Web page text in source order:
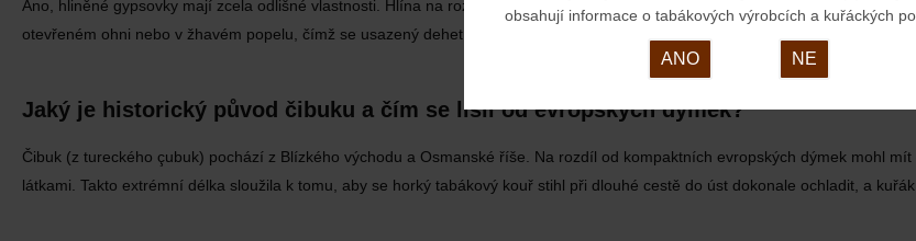
Ano, hliněné gypsovky mají zcela odlišné vlastnosti. Hlína na rozdíl od dřeva (briaru) neabsorbuje kondenzát do své struktury,
otevřeném ohni nebo v žhavém popelu, čímž se usazený dehet vypálí a dýmka získá zpět svou původní sněhobílou barvu.
Jaký je historický původ čibuku a čím se lišil od evropských dýmek?
Čibuk (z tureckého çubuk) pochází z Blízkého východu a Osmanské říše. Na rozdíl od kompaktních evropských dýmek mohl
látkami. Takto extrémní délka sloužila k tomu, aby se horký tabákový kouř stihl při dlouhé cestě do úst dokonale ochladit, a
obsahují informace o tabákových výrobcích a kuřáckých
ANO NE